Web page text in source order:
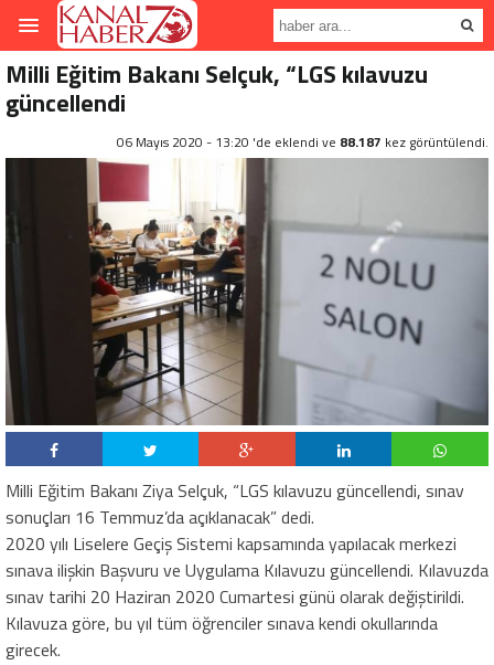
Milli Eğitim Bakanı Selçuk, “LGS kılavuzu
güncellendi
06 Mayıs 2020 - 13:20 'de eklendi ve 88.187 kez görüntülendi.
Milli Eğitim Bakanı Ziya Selçuk, “LGS kılavuzu güncellendi, sınav
sonuçları 16 Temmuz’da açıklanacak” dedi.
2020 yılı Liselere Geçiş Sistemi kapsamında yapılacak merkezi
sınava ilişkin Başvuru ve Uygulama Kılavuzu güncellendi. Kılavuzda
sınav tarihi 20 Haziran 2020 Cumartesi günü olarak değiştirildi.
Kılavuza göre, bu yıl tüm öğrenciler sınava kendi okullarında
girecek.